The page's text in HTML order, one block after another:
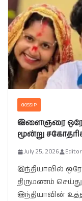
GOSSIP
இளைஞரை ஒரே
மூன்று
July 25, 2026 Editor
இந்தியாவில்
திருமணம்
இந்தியாவின்